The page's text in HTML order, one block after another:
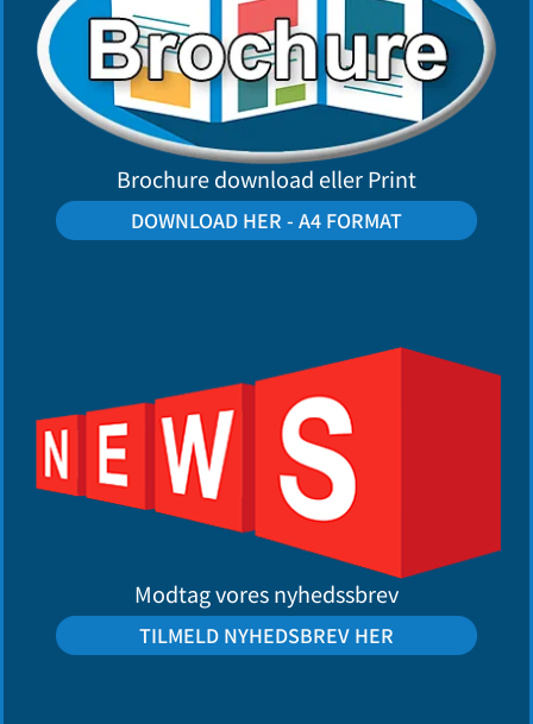
Brochure download eller Print
DOWNLOAD HER - A4 FORMAT
Modtag vores nyhedssbrev
TILMELD NYHEDSBREV HER